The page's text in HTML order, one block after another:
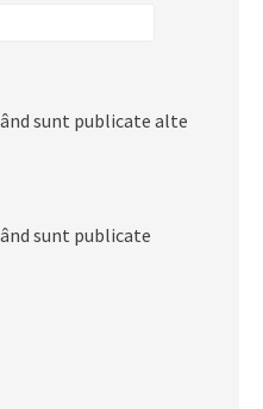
sunt publicate alte
sunt publicate